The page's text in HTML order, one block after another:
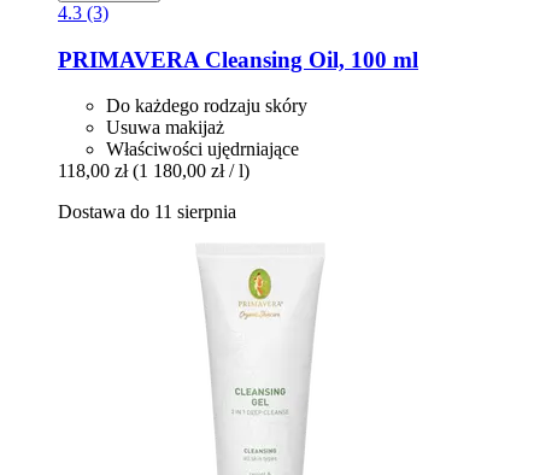
4.3 (3)
PRIMAVERA Cleansing Oil, 100 ml
Do każdego rodzaju skóry
Usuwa makijaż
Właściwości ujędrniające
118,00 zł (1 180,00 zł / l)
Dostawa do 11 sierpnia